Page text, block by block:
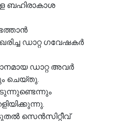
ബഹിരാകാശ
ഡാറ്റ ഗവേഷകർ
ഡാറ്റ അവർ
ചെയ്തു.
സെൻസിറ്റീവ്